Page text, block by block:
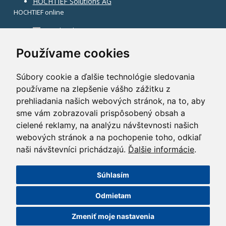
Používame cookies
Súbory cookie a ďalšie technológie sledovania
používame na zlepšenie vášho zážitku z
prehliadania našich webových stránok, na to, aby
sme vám zobrazovali prispôsobený obsah a
cielené reklamy, na analýzu návštevnosti našich
webových stránok a na pochopenie toho, odkiaľ
naši návštevníci prichádzajú. Ďalšie informácie.
Súhlasím
Odmietam
Zmeniť moje nastavenia
HOCHTIEF online
Facebook
©2014 HOCHTIEF CZ a. s.
Nastavení cookies| Powered by: